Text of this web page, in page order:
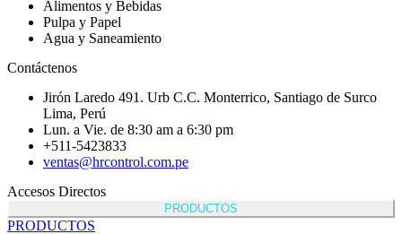
Alimentos y Bebidas
Pulpa y Papel
Agua y Saneamiento
Contáctenos
Jirón Laredo 491. Urb C.C. Monterrico, Santiago de Surco
Lima, Perú
Lun. a Vie. de 8:30 am a 6:30 pm
+511-5423833
ventas@hrcontrol.com.pe
Accesos Directos
PRODUCTOS
PRODUCTOS